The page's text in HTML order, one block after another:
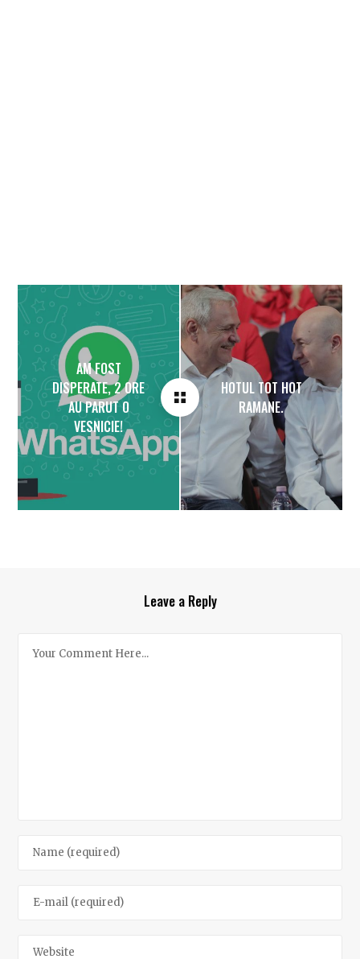
AM FOST
DISPERATE, 2 ORE
AU PARUT O
VESNICIE!
HOTUL TOT HOT
RAMANE.
Leave a Reply